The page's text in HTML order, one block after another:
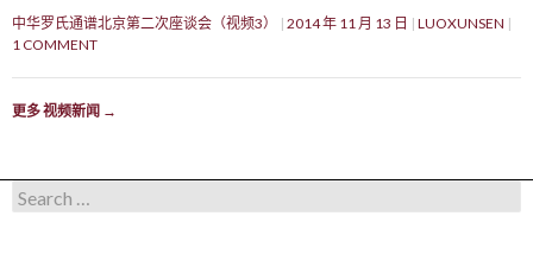
中华罗氏通谱北京第二次座谈会（视频3） 2014 年 11 月 13 日
LUOXUNSEN
1 COMMENT
更多 视频新闻 →
Search for: